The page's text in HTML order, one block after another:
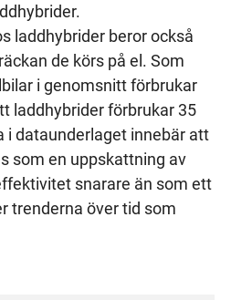
laddhybrider beror också
de körs på el. Som
i genomsnitt förbrukar
laddhybrider förbrukar 35
i dataunderlaget innebär att
som en uppskattning av
snarare än som ett
trenderna över tid som